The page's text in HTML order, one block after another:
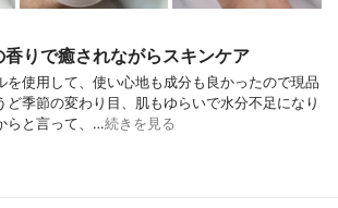
りで癒されながらスキンケア
を使用して、使い心地も成分も良かったので現品
ど季節の変わり目、肌もゆらいで水分不足になり
らと言って、…続きを見る